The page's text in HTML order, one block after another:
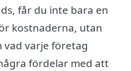
får du inte bara en
kostnaderna, utan
vad varje företag
fördelar med att